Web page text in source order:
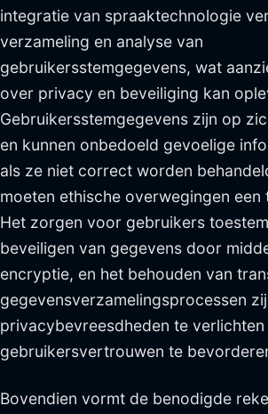
integratie van spraaktechnologie
verzameling en analyse van
gebruikersstemgegevens, wat
over privacy en beveiliging kan
Gebruikersstemgegevens zijn op
en kunnen onbedoeld gevoelige
als ze niet correct worden
moeten ethische overwegingen
Het zorgen voor gebruikers
beveiligen van gegevens door
encryptie, en het behouden van
gegevensverzamelingsprocessen
privacybevreesdheden te verlichten
gebruikersvertrouwen te
Bovendien vormt de benodigde